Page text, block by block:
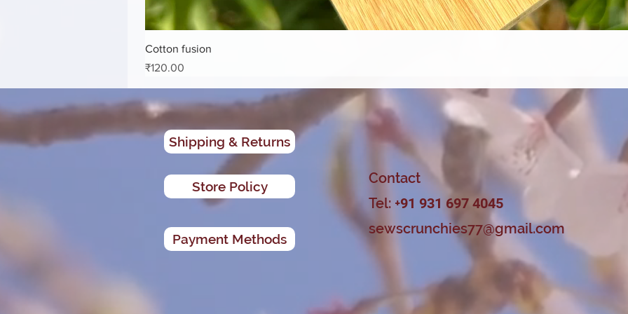
Cotton fusion
मूल्य
₹120.00
Shipping & Returns
Store Policy
Payment Methods
Contact
Tel: +91 931 697 4045
sewscrunchies77@gmail.com